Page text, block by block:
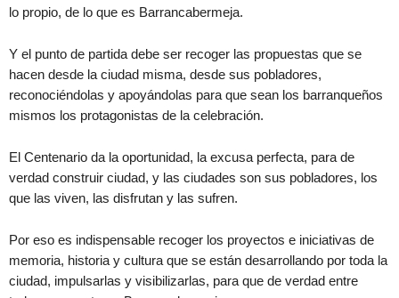
lo propio, de lo que es Barrancabermeja.
Y el punto de partida debe ser recoger las propuestas que se
hacen desde la ciudad misma, desde sus pobladores,
reconociéndolas y apoyándolas para que sean los barranqueños
mismos los protagonistas de la celebración.
El Centenario da la oportunidad, la excusa perfecta, para de
verdad construir ciudad, y las ciudades son sus pobladores, los
que las viven, las disfrutan y las sufren.
Por eso es indispensable recoger los proyectos e iniciativas de
memoria, historia y cultura que se están desarrollando por toda la
ciudad, impulsarlas y visibilizarlas, para que de verdad entre